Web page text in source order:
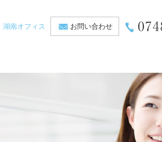
湖南オフィス お問い合わせ